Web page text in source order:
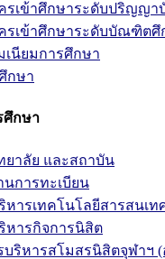
รเข้าศึกษาระดับปริญญ
รเข้าศึกษาระดับบัณฑิตศึ
เนียมการศึกษา
กษา
ศึกษา
าลัย และสถาบัน
นการทะเบียน
หารเทคโนโลยีสารสนเท
หารกิจการนิสิต
บริหารสโมสรนิสิตจุฬาฯ (